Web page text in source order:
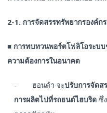
2-1. การจัดสรรทรัพยากรองค์ก
■ การทบทวนพอร์ตโฟลิโอระบ
ความต้องการในอนาคต
- ฮอนด้า จะปรับการจัดส
การผลิตไปที่รถยนต์ไฮบริด ซึ่